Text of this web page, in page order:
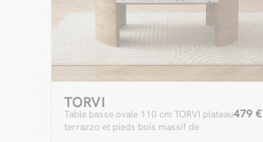
TORVI
Table basse ovale 110 cm TORVI plateau
terrazzo et pieds bois massif de
479 €